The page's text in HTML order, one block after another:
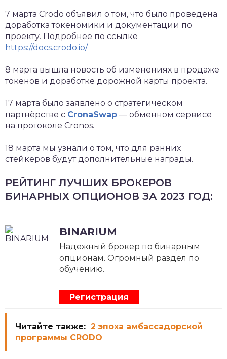
7 марта Crodo объявил о том, что было проведена
доработка токеномики и документации по
проекту. Подробнее по ссылке
https://docs.crodo.io/
8 марта вышла новость об изменениях в продаже
токенов и доработке дорожной карты проекта.
17 марта было заявлено о стратегическом
партнёрстве с CronaSwap — обменном сервисе
на протоколе Cronos.
18 марта мы узнали о том, что для ранних
стейкеров будут дополнительные награды.
РЕЙТИНГ ЛУЧШИХ БРОКЕРОВ
БИНАРНЫХ ОПЦИОНОВ ЗА 2023 ГОД:
BINARIUM
Надежный брокер по бинарным
опционам. Огромный раздел по
обучению.
Регистрация
Читайте также: 2 эпоха амбассадорской
программы CRODO